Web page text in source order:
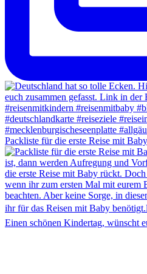
Packliste für die erste Reise mit
Einen schönen Kindertag, wünscht